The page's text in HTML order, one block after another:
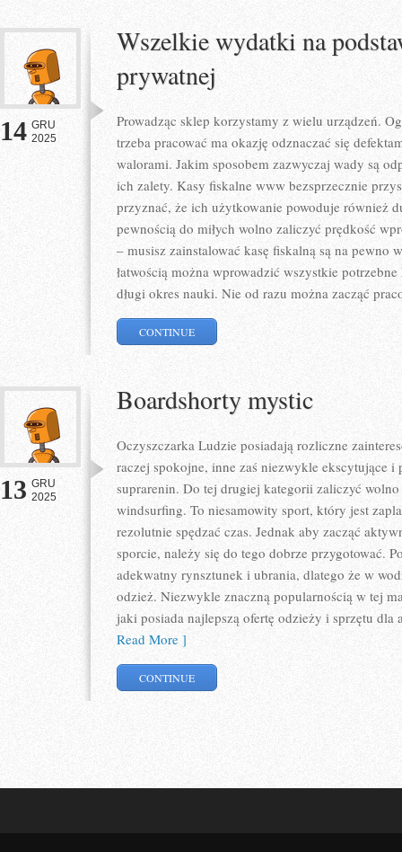
14 GRU
2025
Wszelkie wydatki na
prywatnej
Prowadząc sklep korzystamy z wielu urządzeń.
trzeba pracować ma okazję odznaczać się
walorami. Jakim sposobem zazwyczaj wady są
ich zalety. Kasy fiskalne www bezsprzecznie
przyznać, że ich użytkowanie powoduje również
pewnością do miłych wolno zaliczyć prędkość
– musisz zainstalować kasę fiskalną są na pewno
łatwością można wprowadzić wszystkie
długi okres nauki. Nie od razu można zacząć
CONTINUE
13 GRU
2025
Boardshorty mystic
Oczyszczarka Ludzie posiadają rozliczne
raczej spokojne, inne zaś niezwykle ekscytujące
suprarenin. Do tej drugiej kategorii zaliczyć
windsurfing. To niesamowity sport, który jest
rezolutnie spędzać czas. Jednak aby zacząć
sporcie, należy się do tego dobrze przygotować.
adekwatny rynsztunek i ubrania, dlatego że w
odzież. Niezwykle znaczną popularnością w tej
jaki posiada najlepszą ofertę odzieży i sprzętu
Read More ]
CONTINUE